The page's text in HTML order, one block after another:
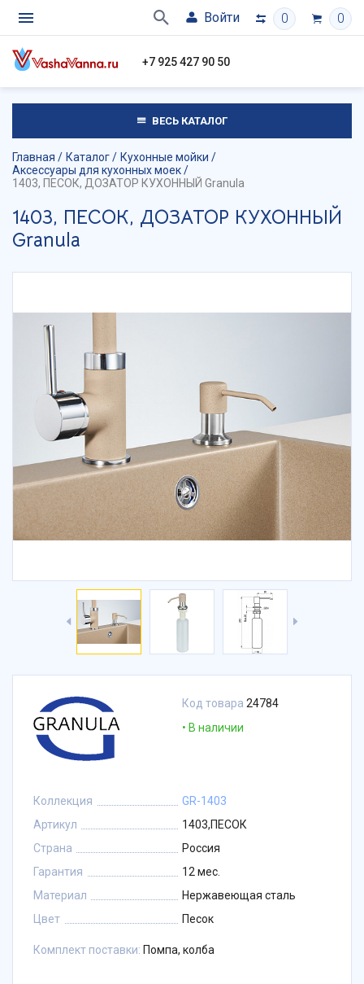
Войти 0 0
+7 925 427 90 50
ВЕСЬ КАТАЛОГ
Главная Каталог
Кухонные мойки
Аксессуары для кухонных моек
1403, ПЕСОК, ДОЗАТОР КУХОННЫЙ Granula
1403, ПЕСОК, ДОЗАТОР КУХОННЫЙ
Granula
Код товара 24784
В наличии
Коллекция
GR-1403
Артикул
1403,ПЕСОК
Страна
Россия
Гарантия
12 мес.
Материал
Нержавеющая сталь
Цвет
Песок
Комплект поставки: Помпа, колба